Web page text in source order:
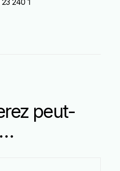
240 1
peut-